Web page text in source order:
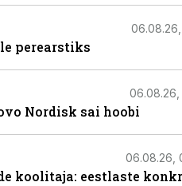
06.08.26,
perearstiks
06.08.26,
Nordisk sai hoobi
06.08.26,
koolitaja: eestlaste